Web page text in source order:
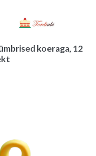
koeraga, 12